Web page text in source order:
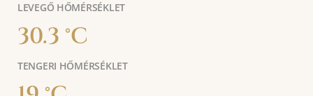
LEVEGŐ HŐMÉRSÉKLET
30.3 °C
TENGERI HŐMÉRSÉKLET